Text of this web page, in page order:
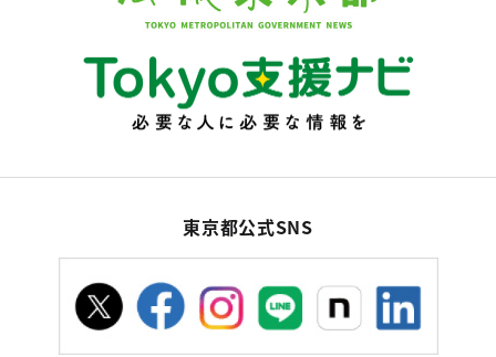
東京都公式SNS